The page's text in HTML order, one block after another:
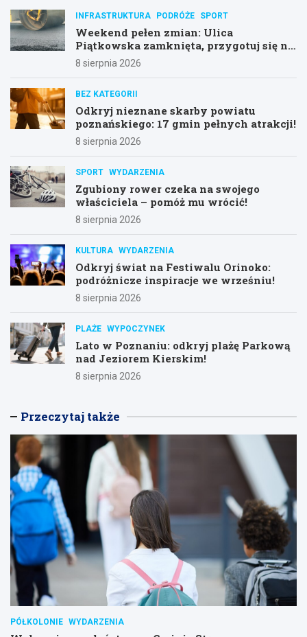
INFRASTRUKTURA PODRÓŻE SPORT
Weekend pełen zmian: Ulica
Piątkowska zamknięta, przygotuj się na
objazdy!
8 sierpnia 2026
BEZ KATEGORII
Odkryj nieznane skarby powiatu
poznańskiego: 17 gmin pełnych atrakcji!
8 sierpnia 2026
SPORT WYDARZENIA
Zgubiony rower czeka na swojego
właściciela – pomóż mu wrócić!
8 sierpnia 2026
KULTURA WYDARZENIA
Odkryj świat na Festiwalu Orinoko:
podróżnicze inspiracje we wrześniu!
8 sierpnia 2026
PLAŻE WYPOCZYNEK
Lato w Poznaniu: odkryj plażę Parkową
nad Jeziorem Kierskim!
8 sierpnia 2026
Przeczytaj także
PÓŁKOLONIE WYDARZENIA